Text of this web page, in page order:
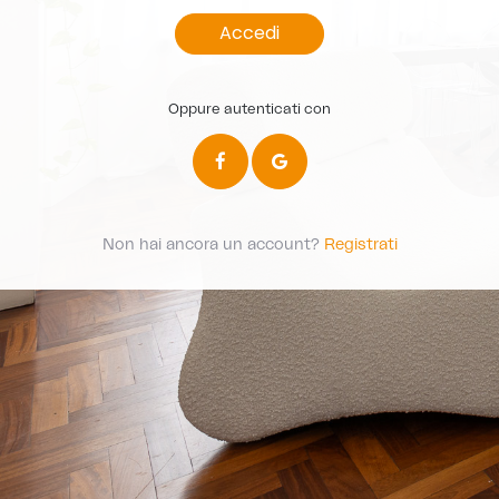
Accedi
Oppure autenticati con
Non hai ancora un account? Registrati